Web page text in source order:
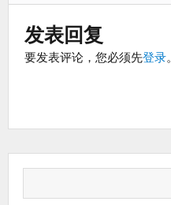
发表回复
要发表评论，您必须先登录。